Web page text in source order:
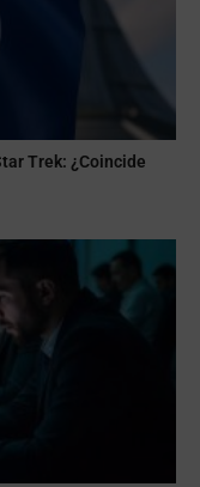
Trek: ¿Coincide